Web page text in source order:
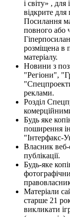
і світу» ,
відкрите
Посилання
повного або
розміщена в
матеріалу.
Новини з
"Регіони",
реклами.
Розділ
Будь яке
поширення
"Інтерфакс-
Власник веб-
публікації.
Будь-яке
Матеріали
старше 21
викликати